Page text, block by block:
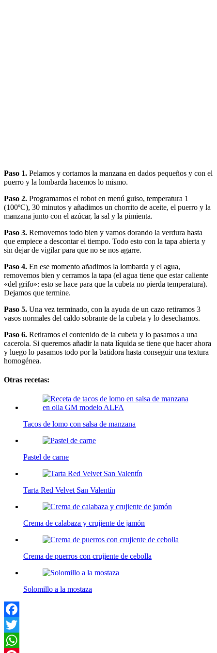
Paso 1. Pelamos y cortamos la manzana en dados pequeños y con el
puerro y la lombarda hacemos lo mismo.
Paso 2. Programamos el robot en menú guiso, temperatura 1
(100ºC), 30 minutos y añadimos un chorrito de aceite, el puerro y la
manzana junto con el azúcar, la sal y la pimienta.
Paso 3. Removemos todo bien y vamos dorando la verdura hasta
que empiece a descontar el tiempo. Todo esto con la tapa abierta y
sin dejar de vigilar para que no se nos agarre.
Paso 4. En ese momento añadimos la lombarda y el agua,
removemos bien y cerramos la tapa (el agua tiene que estar caliente
«del grifo»: esto se hace para que la cubeta no pierda temperatura).
Dejamos que termine.
Paso 5. Una vez terminado, con la ayuda de un cazo retiramos 3
vasos normales del caldo sobrante de la cubeta y lo desechamos.
Paso 6. Retiramos el contenido de la cubeta y lo pasamos a una
cacerola. Si queremos añadir la nata líquida se tiene que hacer ahora
y luego lo pasamos todo por la batidora hasta conseguir una textura
homogénea.
Otras recetas:
Tacos de lomo con salsa de manzana
Pastel de carne
Tarta Red Velvet San Valentín
Crema de calabaza y crujiente de jamón
Crema de puerros con crujiente de cebolla
Solomillo a la mostaza
Facebook
Twitter